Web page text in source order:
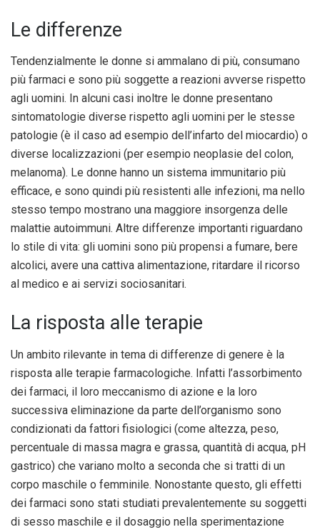
Le differenze
Tendenzialmente le donne si ammalano di più, consumano
più farmaci e sono più soggette a reazioni avverse rispetto
agli uomini. In alcuni casi inoltre le donne presentano
sintomatologie diverse rispetto agli uomini per le stesse
patologie (è il caso ad esempio dell’infarto del miocardio) o
diverse localizzazioni (per esempio neoplasie del colon,
melanoma). Le donne hanno un sistema immunitario più
efficace, e sono quindi più resistenti alle infezioni, ma nello
stesso tempo mostrano una maggiore insorgenza delle
malattie autoimmuni. Altre differenze importanti riguardano
lo stile di vita: gli uomini sono più propensi a fumare, bere
alcolici, avere una cattiva alimentazione, ritardare il ricorso
al medico e ai servizi sociosanitari.
La risposta alle terapie
Un ambito rilevante in tema di differenze di genere è la
risposta alle terapie farmacologiche. Infatti l’assorbimento
dei farmaci, il loro meccanismo di azione e la loro
successiva eliminazione da parte dell’organismo sono
condizionati da fattori fisiologici (come altezza, peso,
percentuale di massa magra e grassa, quantità di acqua, pH
gastrico) che variano molto a seconda che si tratti di un
corpo maschile o femminile. Nonostante questo, gli effetti
dei farmaci sono stati studiati prevalentemente su soggetti
di sesso maschile e il dosaggio nella sperimentazione